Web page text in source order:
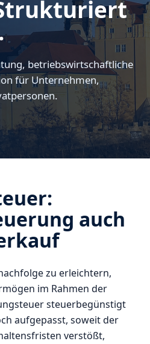
betriebswirtschaftliche
für Unternehmen,
auch
zu erleichtern,
im Rahmen der
steuerbegünstigt
aufgepasst, soweit der
verstößt,